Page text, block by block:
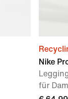
Nike
für